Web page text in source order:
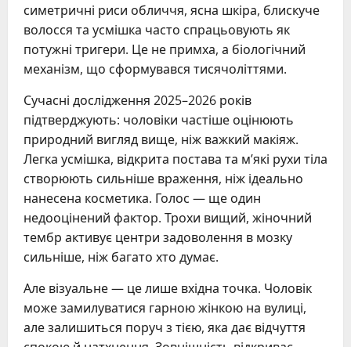
симетричні риси обличчя, ясна шкіра, блискуче
волосся та усмішка часто спрацьовують як
потужні тригери. Це не примха, а біологічний
механізм, що сформувався тисячоліттями.
Сучасні дослідження 2025–2026 років
підтверджують: чоловіки частіше оцінюють
природний вигляд вище, ніж важкий макіяж.
Легка усмішка, відкрита постава та м’які рухи тіла
створюють сильніше враження, ніж ідеально
нанесена косметика. Голос — ще один
недооцінений фактор. Трохи вищий, жіночний
тембр активує центри задоволення в мозку
сильніше, ніж багато хто думає.
Але візуальне — це лише вхідна точка. Чоловік
може замилуватися гарною жінкою на вулиці,
але залишиться поруч з тією, яка дає відчуття